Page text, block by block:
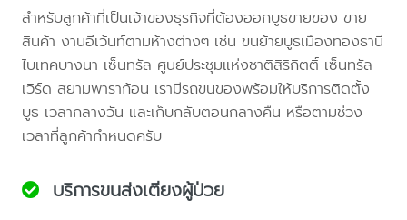
สำหรับลูกค้าที่เป็นเจ้าของธุรกิจที่ต้องออกบูธขายของ ขาย
สินค้า งานอีเว้นท์ตามห้างต่างๆ เช่น ขนย้ายบูธเมืองทองธานี
ไบเทคบางนา เซ็นทรัล ศูนย์ประชุมแห่งชาติสิริกิตติ์ เซ็นทรัล
เวิร์ด สยามพาราก้อน เรามีรถขนของพร้อมให้บริการติดตั้ง
บูธ เวลากลางวัน และเก็บกลับตอนกลางคืน หรือตามช่วง
เวลาที่ลูกค้ากำหนดครับ
บริการขนส่งเตียงผู้ป่วย